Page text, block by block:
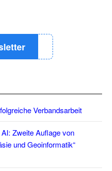
Verbandsarbeit
Zweite Auflage von
und Geoinformatik“